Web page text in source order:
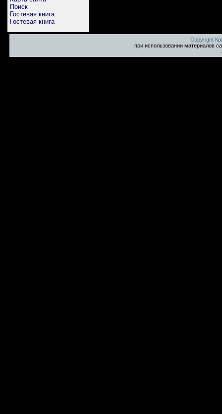
Поиск
Гостевая книга
Гостевая книга
Copyright
при использовании материалов